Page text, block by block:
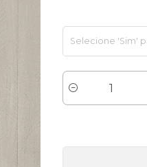
Quantidade